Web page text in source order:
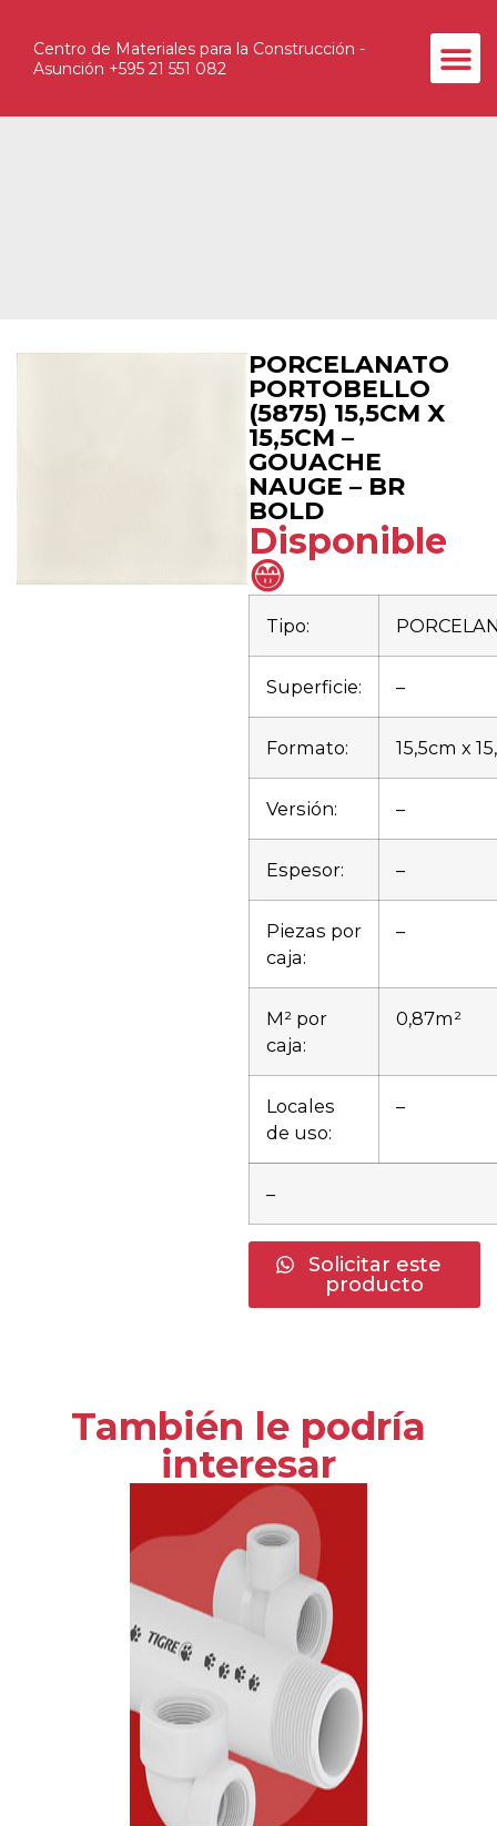
Centro de Materiales para la Construcción -
Asunción +595 21 551 082
PORCELANATO
PORTOBELLO
(5875) 15,5CM X
15,5CM –
GOUACHE
NAUGE – BR
BOLD
Disponible
😁
Tipo:
Superficie: –
Formato: 15,5cm x
Versión: –
Espesor: –
Piezas por
caja:
–
M² por
caja:
0,87m²
Locales
de uso:
–
–
Solicitar este
producto
También le podría
interesar